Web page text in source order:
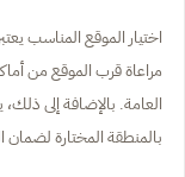
اختيار الموقع المناسب
مراعاة قرب الموقع من
العامة. بالإضافة إلى
بالمنطقة المختارة لضمان